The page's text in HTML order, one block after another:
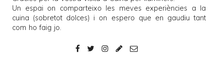
Un espai on comparteixo les meves experiències a la
cuina (sobretot dolces) i on espero que en gaudiu tant
com ho faig jo.